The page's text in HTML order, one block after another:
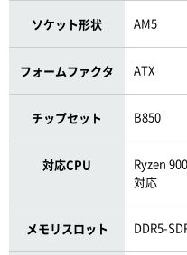
ソケット形状 AM5
フォームファクタ ATX
チップセット B850
対応CPU
Ryzen
対応
メモリスロット DDR5-